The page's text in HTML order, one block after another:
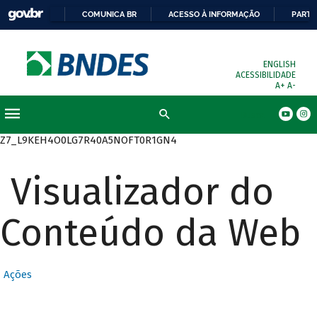
COMUNICA BR ACESSO À INFORMAÇÃO
ENGLISH
ACESSIBILIDADE
A+ A-
Z7_L9KEH4O0LG7R40A5NOFT0R1GN4
Visualizador do
Conteúdo da Web
Ações